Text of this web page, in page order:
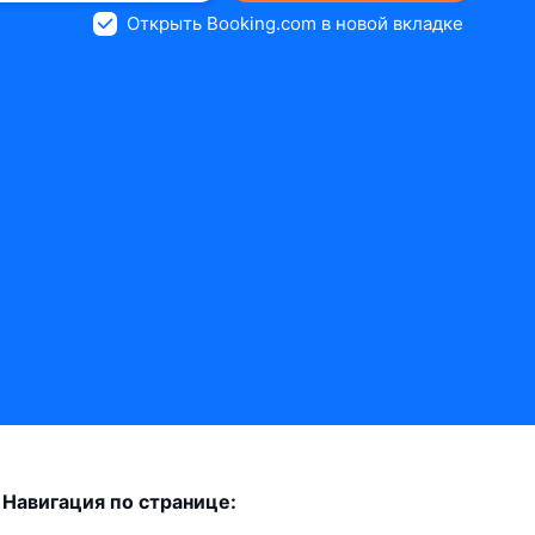
Открыть Booking.com в новой вкладке
Навигация по странице: